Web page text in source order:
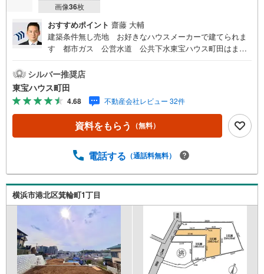
画像36枚
おすすめポイント 齋藤 大輔
建築条件無し売地 お好きなハウスメーカーで建てられま
す 都市ガス 公営水道 公共下水東宝ハウス町田はま
お客様のお話をきちんとお聞きし、しっかり話し合う
「心」のコミュニケーションが大切になります。だからこ
そ、それぞれのお客様にベストな「住まい」をご提案をす
ることができるのです。インターネット予約で当日見学が
可能！（1）［室内・現地を見学する］をクリック（2）本
日～4日以内をご希望の方は「ご要望・ご質問欄」に希望日
間期の売買仲介実績において、全国第9位の売買仲介実績で
てこれからも楽しく素敵なお家探しをお約束します。お家
探しを始めてみようと思われたらまずは、お気軽に東宝ハ
ウス町田に相談してみませんか？スタッフ一同お客様のお
問合せをお待ちしております。
シルバー推奨店
東宝ハウス町田
4.68 不動産会社レビュー 32件
資料をもらう （無料）
電話する （通話料無料）
横浜市港北区箕輪町1丁目